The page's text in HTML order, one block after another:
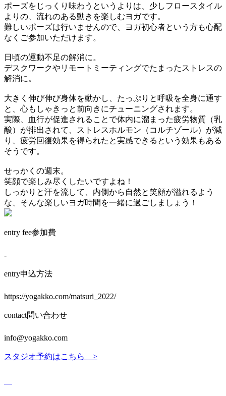
ポーズをじっくり味わうというよりは、少しフロースタイル
よりの、流れのある動きを楽しむヨガです。
難しいポーズは行いませんので、ヨガ初心者という方も心配
なくご参加いただけます。
日頃の運動不足の解消に。
デスクワークやリモートミーティングでたまったストレスの
解消に。
大きく伸び伸び身体を動かし、たっぷりと呼吸を全身に通す
と、心もしゃきっと前向きにチューニングされます。
実際、血行が促進されることで体内に溜まった疲労物質（乳
酸）が排出されて、ストレスホルモン（コルチゾール）が減
り、疲労回復効果を得られたと実感できるという効果もある
そうです。
せっかくの週末。
笑顔で楽しみ尽くしたいですよね！
しっかりと汗を流して、内側から自然と笑顔が溢れるよう
な、そんな楽しいヨガ時間を一緒に過ごしましょう！
entry fee参加費
-
entry申込方法
https://yogakko.com/matsuri_2022/
contact問い合わせ
info@yogakko.com
スタジオ予約はこちら >